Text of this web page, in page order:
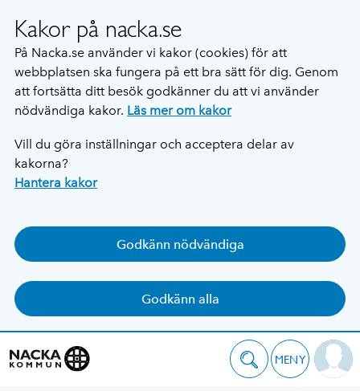
Kakor på nacka.se
På Nacka.se använder vi kakor (cookies) för att
webbplatsen ska fungera på ett bra sätt för dig. Genom
att fortsätta ditt besök godkänner du att vi använder
nödvändiga kakor. Läs mer om kakor
Vill du göra inställningar och acceptera delar av
kakorna?
Hantera kakor
Godkänn nödvändiga
Godkänn alla
MENY